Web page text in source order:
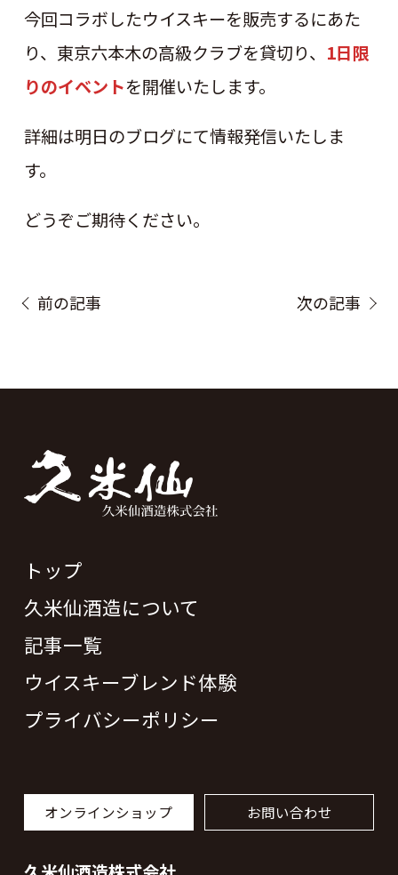
今回コラボしたウイスキーを販売するにあた
り、東京六本木の高級クラブを貸切り、 1日限
りのイベントを開催いたします。
詳細は明日のブログにて情報発信いたしま
す。
どうぞご期待ください。
前の記事 次の記事
トップ
久米仙酒造について
記事一覧
ウイスキーブレンド体験
プライバシーポリシー
オンラインショップ お問い合わせ